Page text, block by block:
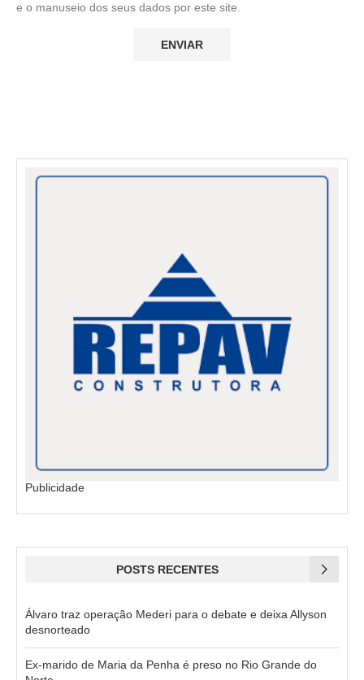
e o manuseio dos seus dados por este site.
Publicidade
POSTS RECENTES
Álvaro traz operação Mederi para o debate e deixa Allyson
desnorteado
Ex-marido de Maria da Penha é preso no Rio Grande do